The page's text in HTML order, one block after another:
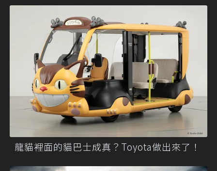
龍貓裡面的貓巴士成真？Toyota做出來了！